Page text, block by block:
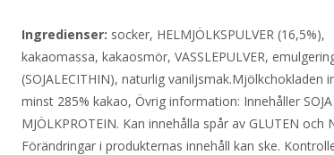
Ingredienser: socker, HELMJÖLKSPULVER (16,5%),
kakaomassa, kakaosmör, VASSLEPULVER,
(SOJALECITHIN), naturlig vaniljsmak.Mjölkchokladen
minst 285% kakao, Övrig information: Innehåller
MJÖLKPROTEIN. Kan innehålla spår av GLUTEN och
Förändringar i produkternas innehåll kan ske.